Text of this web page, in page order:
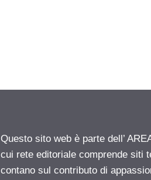
Questo sito web è parte dell’
cui rete editoriale comprende siti
contano sul contributo di